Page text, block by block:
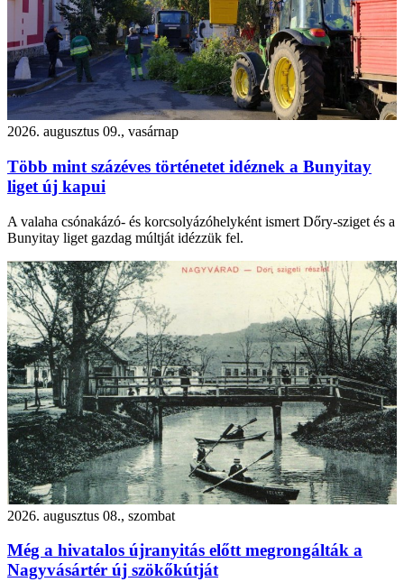
2026. augusztus 09., vasárnap
Több mint százéves történetet idéznek a Bunyitay
liget új kapui
A valaha csónakázó- és korcsolyázóhelyként ismert Dőry-sziget és a
Bunyitay liget gazdag múltját idézzük fel.
2026. augusztus 08., szombat
Még a hivatalos újranyitás előtt megrongálták a
Nagyvásártér új szökőkútját